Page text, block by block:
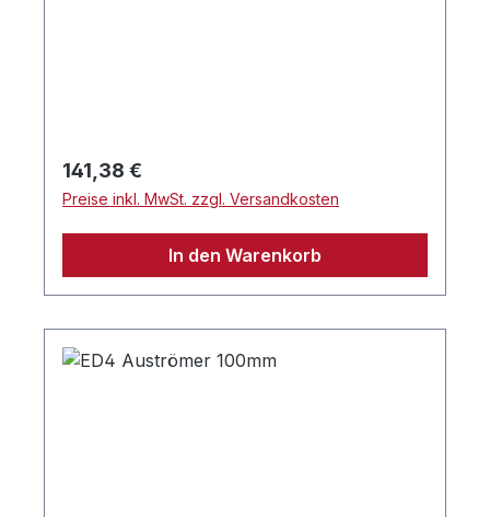
Regulärer Preis:
141,38 €
Preise inkl. MwSt. zzgl. Versandkosten
In den Warenkorb